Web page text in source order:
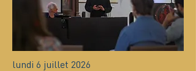
lundi 6 juillet 2026